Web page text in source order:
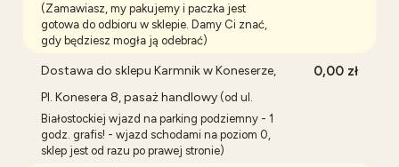
(Zamawiasz, my pakujemy i paczka jest
gotowa do odbioru w sklepie. Damy Ci znać,
gdy będziesz mogła ją odebrać)
Dostawa do sklepu Karmnik w Koneserze,
Pl. Konesera 8, pasaż handlowy (od ul.
Białostockiej wjazd na parking podziemny - 1
godz. grafis! - wjazd schodami na poziom 0,
sklep jest od razu po prawej stronie)
0,00 zł